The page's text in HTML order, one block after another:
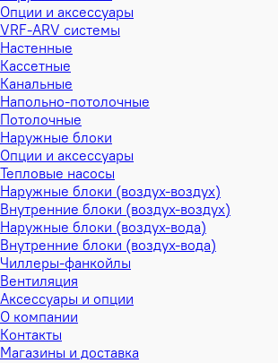
Опции и аксессуары
VRF-ARV системы
Настенные
Кассетные
Канальные
Напольно-потолочные
Потолочные
Наружные блоки
Опции и аксессуары
Тепловые насосы
Наружные блоки (воздух-воздух)
Внутренние блоки (воздух-воздух)
Наружные блоки (воздух-вода)
Внутренние блоки (воздух-вода)
Чиллеры-фанкойлы
Вентиляция
Аксессуары и опции
О компании
Контакты
Магазины и доставка